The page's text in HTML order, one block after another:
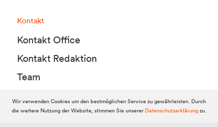
Kontakt
Kontakt Office
Kontakt Redaktion
Team
© 2010-2026 Dolomitenstadt.at
Wir verwenden Cookies um den bestmöglichen Service zu gewährleisten. Durch
die weitere Nutzung der Website, stimmen Sie unserer Datenschutzerklärungzu.